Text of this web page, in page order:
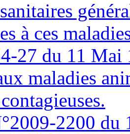
à ces
27 du 11 Mai
maladies
2200 du